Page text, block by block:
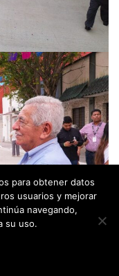
para obtener datos
usuarios y mejorar
navegando,
su uso.